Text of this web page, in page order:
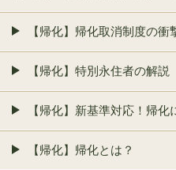
【帰化】帰化取消制度の衝
【帰化】特別永住者の解説
【帰化】新基準対応！帰化
【帰化】帰化とは？